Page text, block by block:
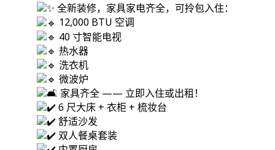
全新装修，家具家电齐全，可拎包入住：
12,000 BTU 空调
40 寸智能电视
热水器
洗衣机
微波炉
家具齐全 —— 立即入住或出租！
6 尺大床 + 衣柜 + 梳妆台
舒适沙发
双人餐桌套装